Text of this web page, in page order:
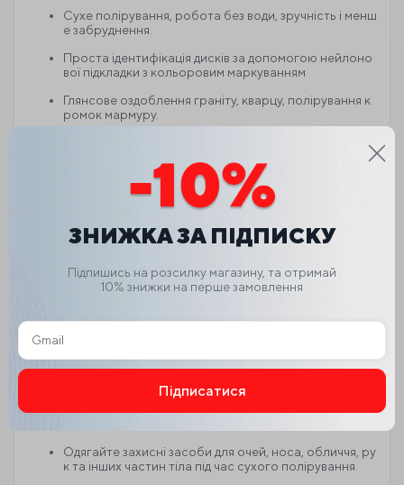
Сухе полірування, робота без води, зручність і менш
е забруднення.
Проста ідентифікація дисків за допомогою нейлоно
вої підкладки з кольоровим маркуванням
Глянсове оздоблення граніту, кварцу, полірування к
ромок мармуру.
Колодки із нейлоновою підкладкою для швидкої замі
Найкраще співвідношення ціни та якості, дуже конку
рентоспроможний
Повідомлення
Максимальна частота обертання полірувальних ди
ендується — 2500.
нанням.
НЕ ВИКОРИСТОВУЙТЕ їх на високошвидкісних шлі
Одягайте захисні засоби для очей, носа, обличчя, ру
к та інших частин тіла під час сухого полірування.
ЗНИЖКА ЗА ПІДПИСКУ
Підпишись на розсилку магазину, та отримай
10% знижки на перше замовлення
Підписатися